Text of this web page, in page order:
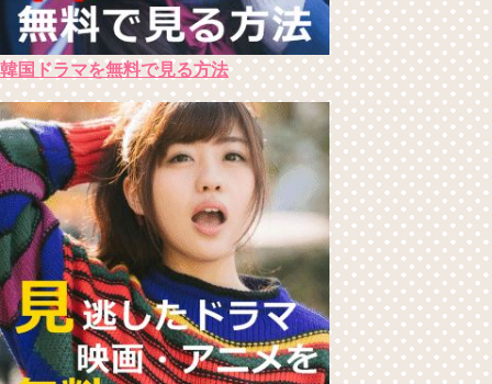
韓国ドラマを無料で見る方法